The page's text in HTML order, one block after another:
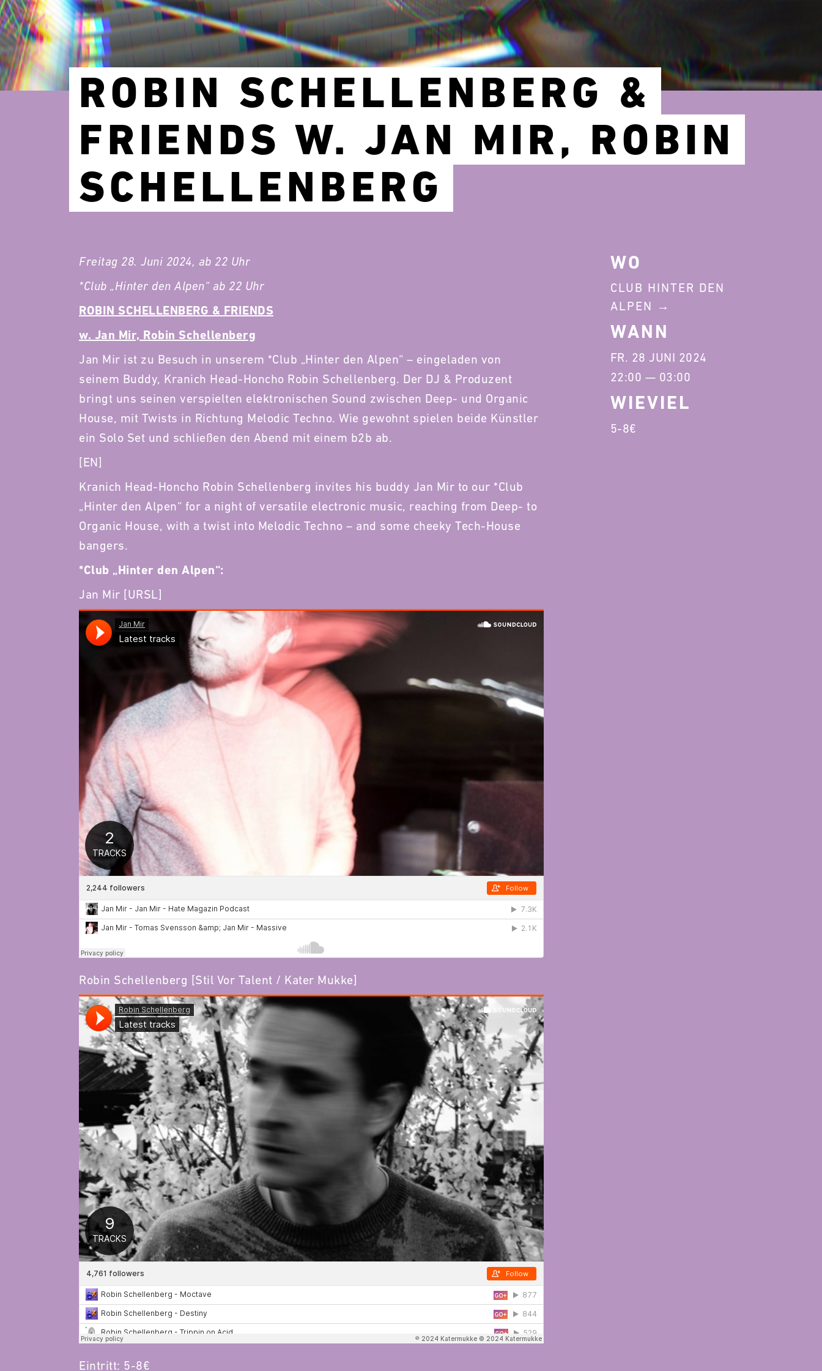
ROBIN SCHELLENBERG &
FRIENDS W. JAN MIR, ROBIN
SCHELLENBERG
Freitag 28. Juni 2024, ab 22 Uhr
*Club „Hinter den Alpen“ ab 22 Uhr
ROBIN SCHELLENBERG & FRIENDS
w. Jan Mir, Robin Schellenberg
Jan Mir ist zu Besuch in unserem *Club „Hinter den Alpen“ – eingeladen von
seinem Buddy, Kranich Head-Honcho Robin Schellenberg. Der DJ & Produzent
bringt uns seinen verspielten elektronischen Sound zwischen Deep- und Organic
House, mit Twists in Richtung Melodic Techno. Wie gewohnt spielen beide Künstler
ein Solo Set und schließen den Abend mit einem b2b ab.
[EN]
Kranich Head-Honcho Robin Schellenberg invites his buddy Jan Mir to our *Club
„Hinter den Alpen“ for a night of versatile electronic music, reaching from Deep- to
Organic House, with a twist into Melodic Techno – and some cheeky Tech-House
bangers.
*Club „Hinter den Alpen“:
Jan Mir [URSL]
Robin Schellenberg [Stil Vor Talent / Kater Mukke]
Eintritt: 5-8€
WO
CLUB HINTER DEN
ALPEN
WANN
FR. 28 JUNI 2024
22:00 — 03:00
WIEVIEL
5-8€